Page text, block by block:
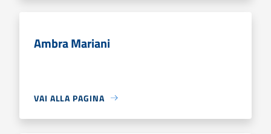
Ambra Mariani
VAI ALLA PAGINA